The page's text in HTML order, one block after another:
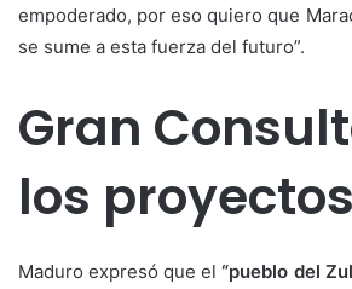
empoderado, por eso quiero que
se sume a esta fuerza del futuro”.
Gran
los proyectos
Maduro expresó que el“pueblo del